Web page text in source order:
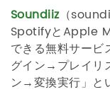
Soundiiz（
SpotifyとApple
できる無料サービ
グイン→プレイリ
ン→変換実行」と